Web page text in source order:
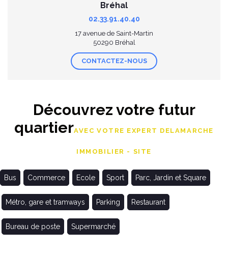
Bréhal
02.33.91.40.40
17 avenue de Saint-Martin
50290 Bréhal
CONTACTEZ-NOUS
Découvrez votre futur
quartierAVEC VOTRE EXPERT DELAMARCHE
IMMOBILIER - SITE
Bus Commerce Ecole Sport Parc, Jardin et Square
Métro, gare et tramways Parking Restaurant
Bureau de poste Supermarché